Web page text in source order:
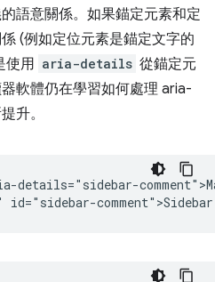
語意關係。如果錨定元素和定
(例如定位元素是錨定文字的
使用 aria-details 從錨定元
軟體仍在學習如何處理 aria-
升。
details="sidebar-